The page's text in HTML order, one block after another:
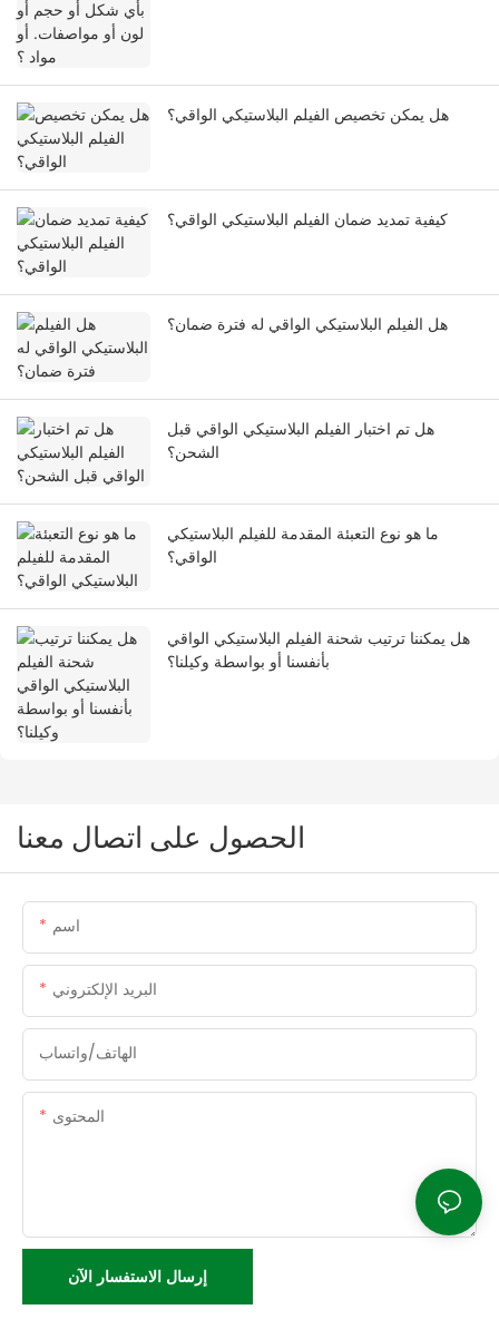
هل يمكن تخصيص الفيلم البلاستيكي الواقي؟
كيفية تمديد ضمان الفيلم البلاستيكي الواقي؟
هل الفيلم البلاستيكي الواقي له فترة ضمان؟
هل تم اختبار الفيلم البلاستيكي الواقي قبل
الشحن؟
ما هو نوع التعبئة المقدمة للفيلم البلاستيكي
الواقي؟
هل يمكننا ترتيب شحنة الفيلم البلاستيكي الواقي
بأنفسنا أو بواسطة وكيلنا؟
الحصول على اتصال معنا
اسم
البريد الإلكتروني
الهاتف/واتساب
المحتوى
إرسال الاستفسار الآن